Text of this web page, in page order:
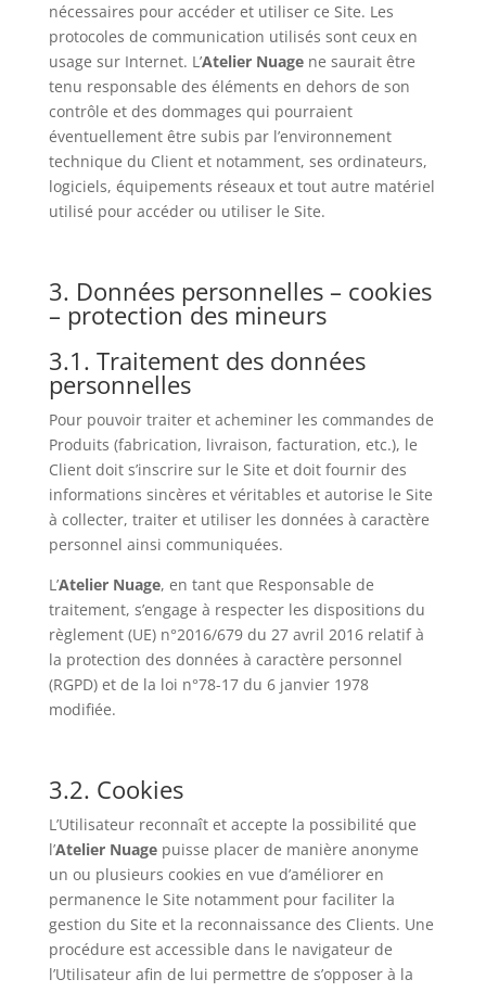
nécessaires pour accéder et utiliser ce Site. Les
protocoles de communication utilisés sont ceux en
usage sur Internet. L’Atelier Nuage ne saurait être
tenu responsable des éléments en dehors de son
contrôle et des dommages qui pourraient
éventuellement être subis par l’environnement
technique du Client et notamment, ses ordinateurs,
logiciels, équipements réseaux et tout autre matériel
utilisé pour accéder ou utiliser le Site.
3. Données personnelles – cookies
– protection des mineurs
3.1. Traitement des données
personnelles
Pour pouvoir traiter et acheminer les commandes de
Produits (fabrication, livraison, facturation, etc.), le
Client doit s’inscrire sur le Site et doit fournir des
informations sincères et véritables et autorise le Site
à collecter, traiter et utiliser les données à caractère
personnel ainsi communiquées.
L’Atelier Nuage, en tant que Responsable de
traitement, s’engage à respecter les dispositions du
règlement (UE) n°2016/679 du 27 avril 2016 relatif à
la protection des données à caractère personnel
(RGPD) et de la loi n°78-17 du 6 janvier 1978
modifiée.
3.2. Cookies
L’Utilisateur reconnaît et accepte la possibilité que
l’Atelier Nuagepuisse placer de manière anonyme
un ou plusieurs cookies en vue d’améliorer en
permanence le Site notamment pour faciliter la
gestion du Site et la reconnaissance des Clients. Une
procédure est accessible dans le navigateur de
l’Utilisateur afin de lui permettre de s’opposer à la